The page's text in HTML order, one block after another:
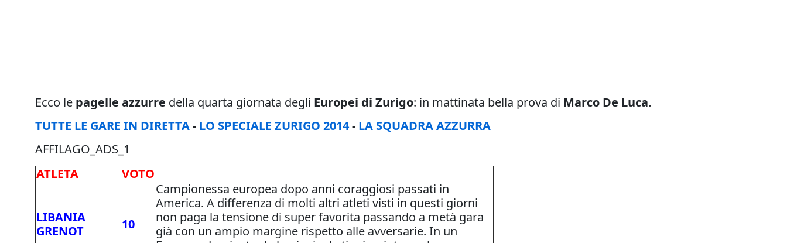
Ecco le pagelle azzurre della quarta giornata degli Europei di Zurigo: in mattinata bella prova di Marco De Luca.
TUTTE LE GARE IN DIRETTA- LO SPECIALE ZURIGO 2014- LA SQUADRA AZZURRA
AFFILAGO_ADS_1
ATLETA
VOTO
LIBANIA
GRENOT
10
Campionessa europea dopo anni coraggiosi passati in
America. A differenza di molti altri atleti visti in questi giorni
non paga la tensione di super favorita passando a metà gara
già con un ampio margine rispetto alle avversarie. In un